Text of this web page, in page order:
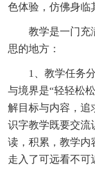
色体验，仿佛身临
教学是一门充
思的地方：
1、教学任务
与境界是“轻轻松
解目标与内容，追
识字教学既要交流
读，积累，教学内
走入了可远看不可